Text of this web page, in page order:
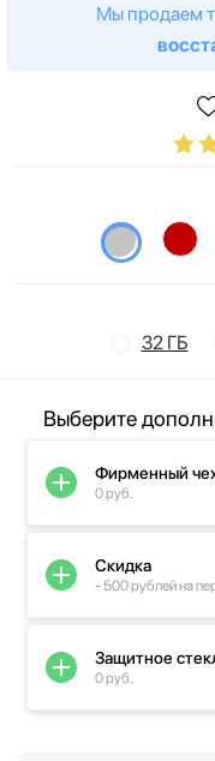
Мы продаем
32 ГБ
Выберите
Фирменный
0 руб.
Скидка
- 500 рублей на
Защитное
0 руб.